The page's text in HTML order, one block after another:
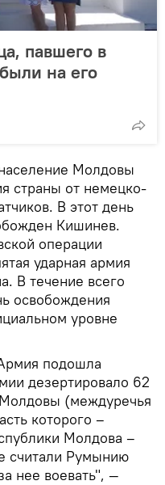
павшего в
на его
Молдовы
страны от немецко-
В этот день
Кишинев.
операции
ударная армия
В течение всего
освобождения
уровне
подошла
дезертировало 62
(междуречья
которого –
Молдова –
считали Румынию
нее воевать", —